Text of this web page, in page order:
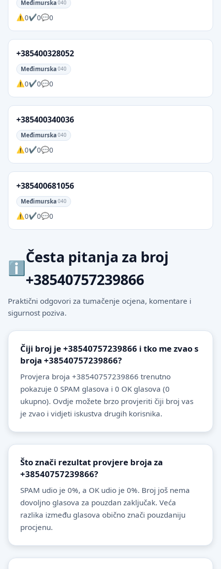
Međimurska 040
0 0 0
+385400328052
Međimurska 040
0 0 0
+385400340036
Međimurska 040
0 0 0
+385400681056
Međimurska 040
0 0 0
Česta pitanja za broj
+38540757239866
Praktični odgovori za tumačenje ocjena, komentare i
sigurnost poziva.
Čiji broj je +38540757239866 i tko me zvao s
broja +38540757239866?
Provjera broja +38540757239866 trenutno
pokazuje 0 SPAM glasova i 0 OK glasova (0
ukupno). Ovdje možete brzo provjeriti čiji broj vas
je zvao i vidjeti iskustva drugih korisnika.
Što znači rezultat provjere broja za
+38540757239866?
SPAM udio je 0%, a OK udio je 0%. Broj još nema
dovoljno glasova za pouzdan zaključak. Veća
razlika između glasova obično znači pouzdaniju
procjenu.